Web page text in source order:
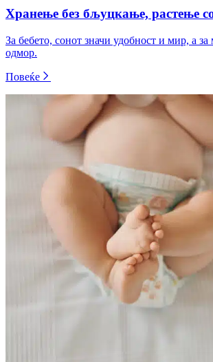
Хранење без бљуцкање, растење
За бебето, сонот значи удобност и мир, а за
одмор.
Повеќе